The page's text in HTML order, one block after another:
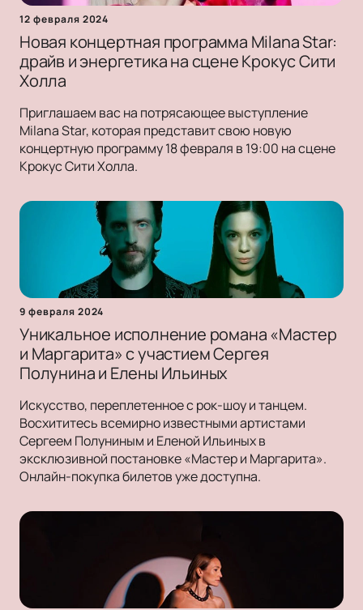
12 февраля 2024
Новая концертная программа Milana Star:
драйв и энергетика на сцене Крокус Сити
Холла
Приглашаем вас на потрясающее выступление
Milana Star, которая представит свою новую
концертную программу 18 февраля в 19:00 на сцене
Крокус Сити Холла.
9 февраля 2024
Уникальное исполнение романа «Мастер
и Маргарита» с участием Сергея
Полунина и Елены Ильиных
Искусство, переплетенное с рок-шоу и танцем.
Восхититесь всемирно известными артистами
Сергеем Полуниным и Еленой Ильиных в
эксклюзивной постановке «Мастер и Маргарита».
Онлайн-покупка билетов уже доступна.